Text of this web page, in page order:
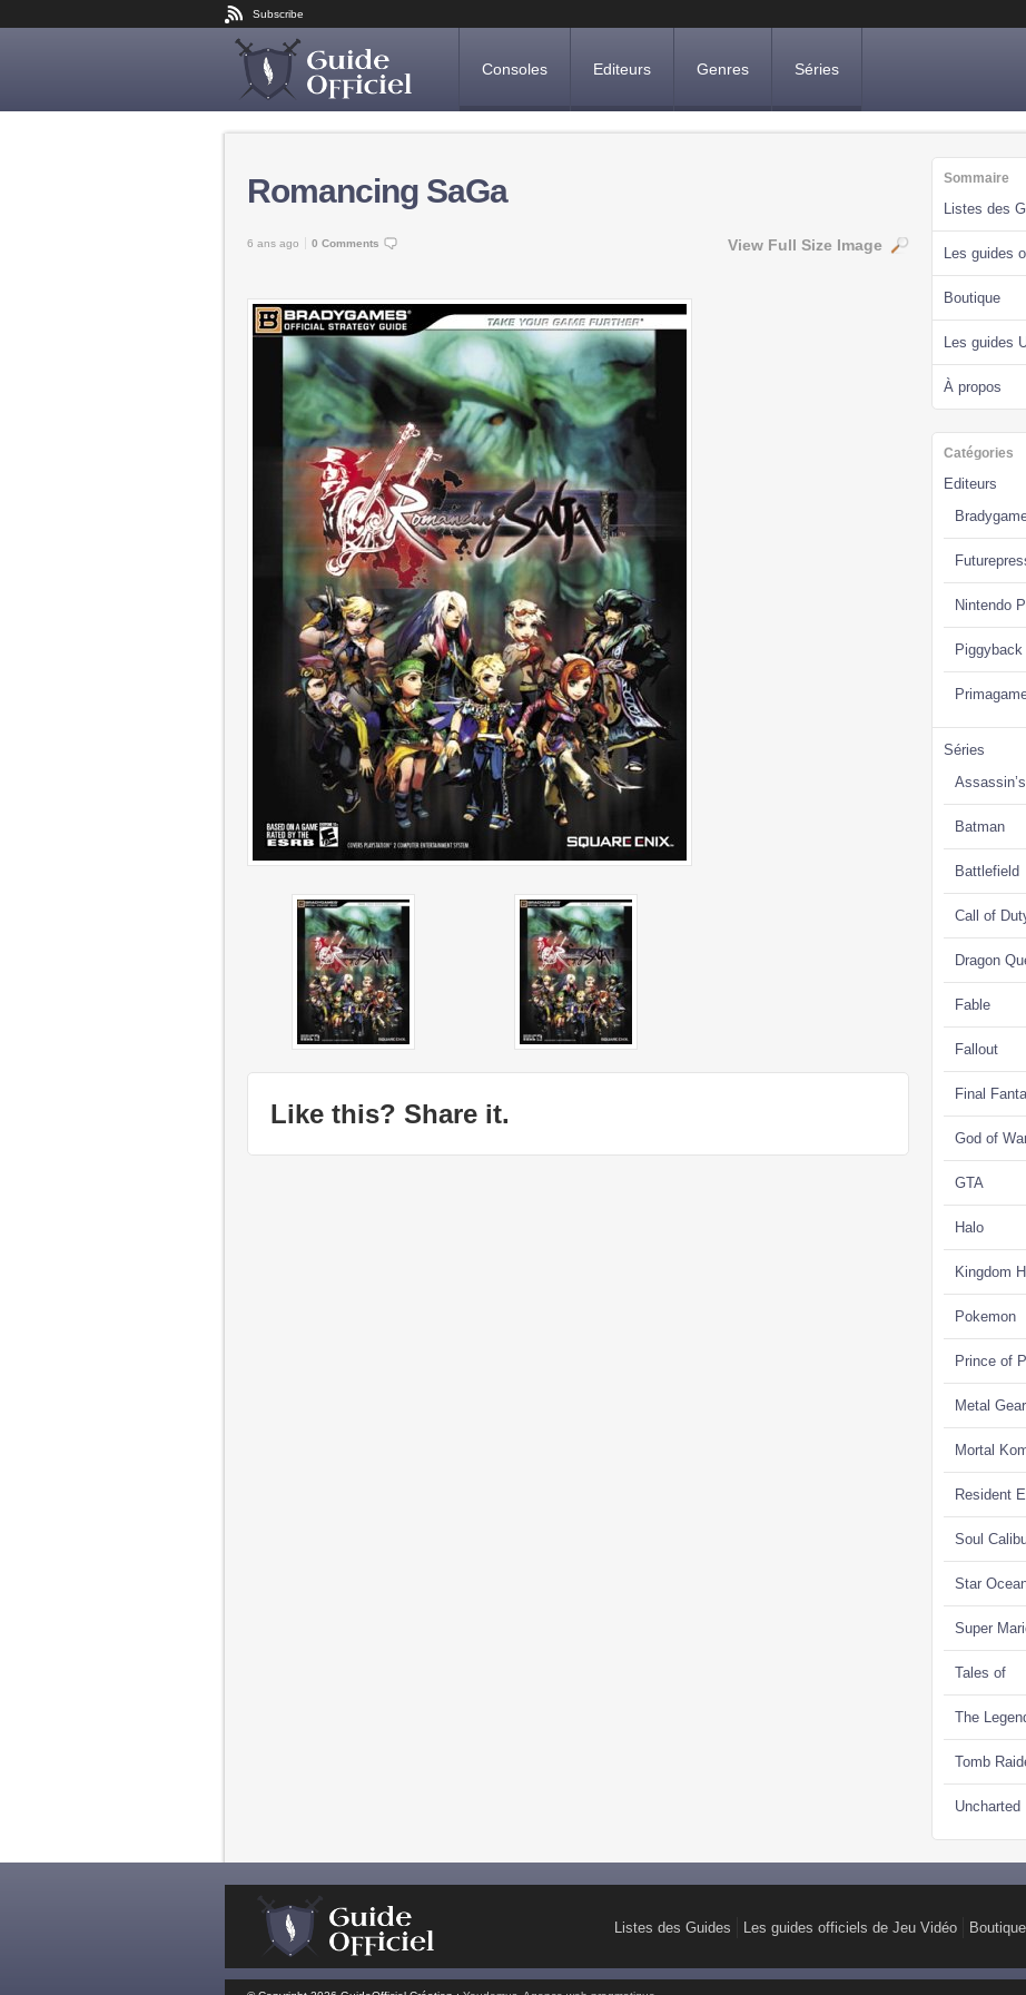
Subscribe
Consoles Editeurs Genres Séries
Romancing SaGa
6 ans ago 0 Comments View Full Size Image
Like this? Share it.
Sommaire
Listes des
Les guides
Boutique
Les guides
À propos
Catégories
Editeurs
Nintendo
Piggyback
Séries
Batman
Battlefield
Call of
Dragon
Fable
Fallout
Final
God of
GTA
Halo
Kingdom
Pokemon
Prince of
Metal Gear
Mortal
Resident
Soul
Star
Super
Tales of
The
Tomb
Uncharted
Listes des Guides Les guides officiels de Jeu Vidéo Boutique